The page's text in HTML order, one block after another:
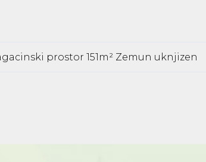
prostor 151m² Zemun uknjizen